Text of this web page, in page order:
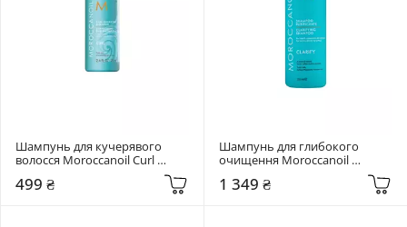
Шампунь для кучерявого
волосся Moroccanoil Curl
499 ₴
Шампунь для глибокого
очищення Moroccanoil
1 349 ₴